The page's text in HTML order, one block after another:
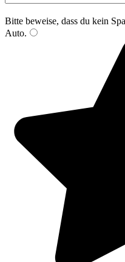
Bitte beweise, dass du kein
Auto.